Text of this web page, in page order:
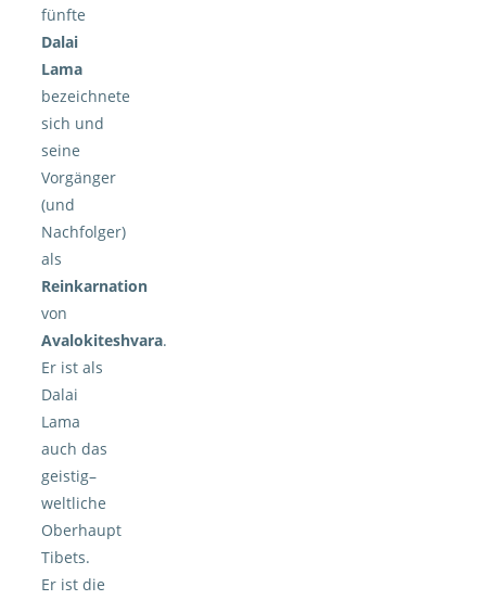
fünfte
Dalai
Lama
bezeichnete
sich und
seine
Vorgänger
(und
Nachfolger)
als
Reinkarnation
von
Avalokiteshvara.
Er ist als
Dalai
Lama
auch das
geistig–
weltliche
Oberhaupt
Tibets.
Er ist die